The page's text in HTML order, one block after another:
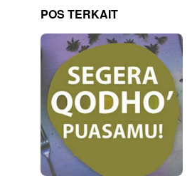
POS TERKAIT